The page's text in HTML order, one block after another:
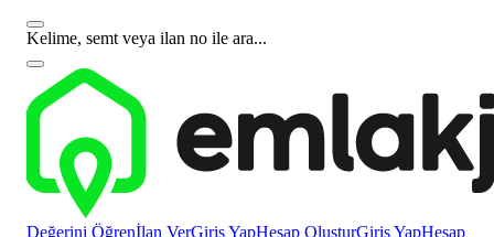
Kelime, semt veya ilan no ile ara...
Değerini Öğrenİlan VerGiriş YapHesap OluşturGiriş YapHesap